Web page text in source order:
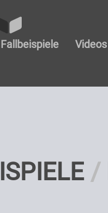
Fallbeispiele Videos